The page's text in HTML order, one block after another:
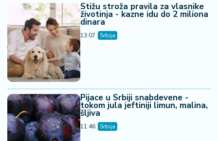
Stižu stroža pravila za vlasnike
životinja - kazne idu do 2 miliona
dinara
13:07 Srbija
Pijace u Srbiji snabdevene -
tokom jula jeftiniji limun, malina,
šljiva
11:46 Srbija